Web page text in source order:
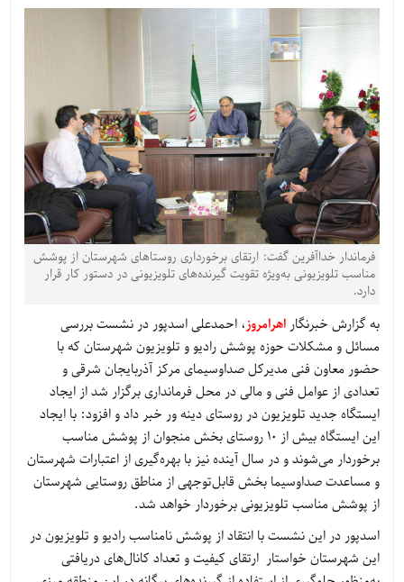
فرماندار خداآفرین گفت: ارتقای برخورداری روستاهای شهرستان از پوشش
مناسب تلویزیونی به‌ویژه تقویت گیرنده‌های تلویزیونی در دستور کار قرار
دارد.
به گزارش خبرنگاراهرامروز، احمدعلی اسدپور در نشست بررسی
مسائل و مشکلات حوزه پوشش رادیو و تلویزیون شهرستان که با
حضور معاون فنی مدیرکل صداوسیمای مرکز آذربایجان شرقی و
تعدادی از عوامل فنی و مالی در محل فرمانداری برگزار شد از ایجاد
ایستگاه جدید تلویزیون در روستای دینه ور خبر داد و افزود: با ایجاد
این ایستگاه بیش از ۱۰ روستای بخش منجوان از پوشش مناسب
برخوردار می‌شوند و در سال آینده نیز با بهره‌گیری از اعتبارات شهرستان
و مساعدت صداوسیما بخش قابل‌توجهی از مناطق روستایی شهرستان
از پوشش مناسب تلویزیونی برخوردار خواهد شد.
اسدپور در این نشست با انتقاد از پوشش نامناسب رادیو و تلویزیون در
این شهرستان خواستار ارتقای کیفیت و تعداد کانال‌های دریافتی